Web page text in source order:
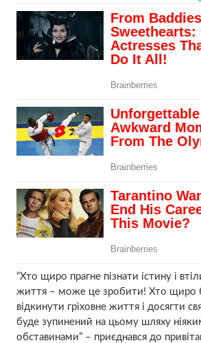
“Хто щиро прагне пізнати істину і
життя – може це зробити! Хто щиро
відкинути гріховне життя і досягти
буде зупинений на цьому шляху
обставинами” – приєднався до